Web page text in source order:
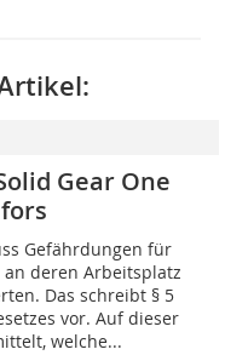
Gear One
Gefährdungen für
deren Arbeitsplatz
Das schreibt § 5
vor. Auf dieser
welche...